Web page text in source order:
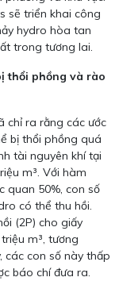
sẽ triển khai công
hydro hòa tan
trong tương lai.
thổi phồng và rào
chỉ ra rằng các ước
bị thổi phồng quá
tài nguyên khí tại
m³. Với hàm
quan 50%, con số
có thể thu hồi.
(2P) cho giấy
m³, tương
các con số này thấp
báo chí đưa ra.